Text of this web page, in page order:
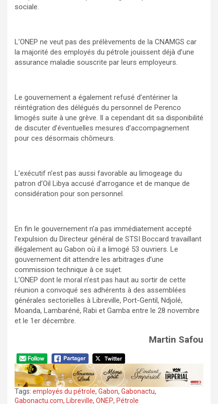
sociale.
L’ONEP ne veut pas des prélèvements de la CNAMGS car
la majorité des employés du pétrole jouissent déjà d’une
assurance maladie souscrite par leurs employeurs.
Le gouvernement a également refusé d’entériner la
réintégration des délégués du personnel de Perenco
limogés suite à une grève. Il a cependant dit sa disponibilité
de discuter d’éventuelles mesures d’accompagnement
pour ces désormais chômeurs.
L’exécutif n’est pas aussi favorable au limogeage du
patron d’Oil Libya accusé d’arrogance et de manque de
considération pour son personnel.
En fin le gouvernement n’a pas immédiatement accepté
l’expulsion du Directeur général de STSI Boccard travaillant
illégalement au Gabon où il a limogé 53 ouvriers. Le
gouvernement dit attendre les arbitrages d’une
commission technique à ce sujet.
L’ONEP dont le moral n’est pas haut au sortir de cette
réunion a convoqué ses adhérents à des assemblées
générales sectorielles à Libreville, Port-Gentil, Ndjolé,
Moanda, Lambaréné, Rabi et Gamba entre le 28 novembre
et le 1er décembre.
Martin Safou
Tags: employés du pétrole, Gabon, Gabonactu,
Gabonactu.com, Libreville, ONEP, Pétrole